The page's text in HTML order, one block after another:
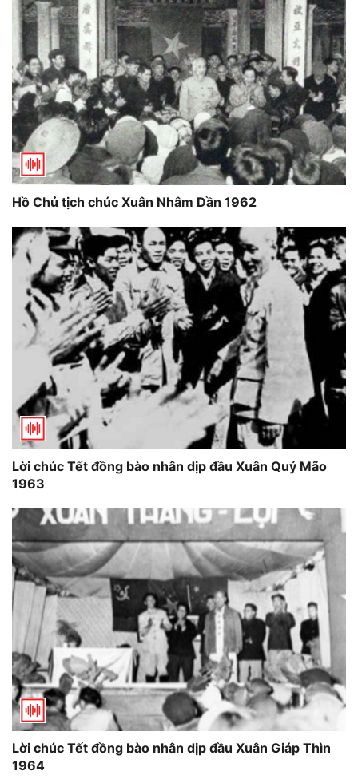
Hồ Chủ tịch chúc Xuân Nhâm Dần 1962
Lời chúc Tết đồng bào nhân dịp đầu Xuân Quý Mão
1963
Lời chúc Tết đồng bào nhân dịp đầu Xuân Giáp Thìn
1964